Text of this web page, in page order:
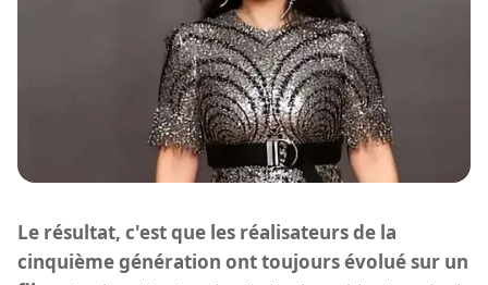
Le résultat, c'est que les réalisateurs de la
cinquième génération ont toujours évolué sur un